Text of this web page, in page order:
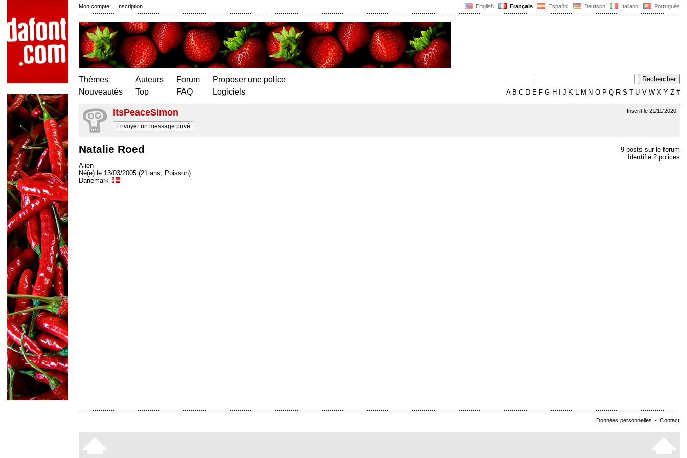
English Français Español Deutsch Italiano Português
Mon compte | Inscription
Thèmes
Nouveautés
Auteurs
Top
Forum
FAQ
Proposer une police
Logiciels
AB C D E F G H J K L M N O P Q R S T U V W X Y Z #
Inscrit le 21/11/2020
ItsPeaceSimon
Envoyer un message privé
9 posts sur le forum
Identifié 2 polices
Natalie Roed
Alien
Né(e) le 13/03/2005 (21 ans, Poisson)
Danemark
Données personnelles - Contact